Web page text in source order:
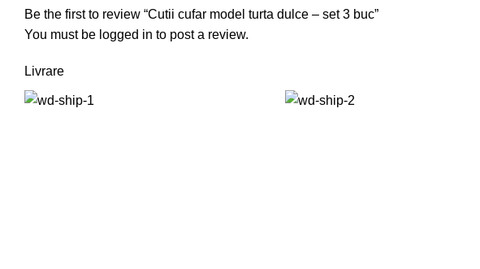
Be the first to review “Cutii cufar model turta dulce – set 3 buc”
You must be logged in to post a review.
Livrare